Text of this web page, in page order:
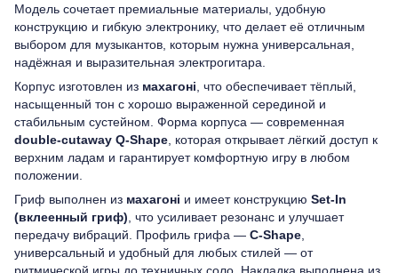
Модель сочетает премиальные материалы, удобную
конструкцию и гибкую электронику, что делает её отличным
выбором для музыкантов, которым нужна универсальная,
надёжная и выразительная электрогитара.
Корпус изготовлен из махагоні , что обеспечивает тёплый,
насыщенный тон с хорошо выраженной серединой и
стабильным сустейном. Форма корпуса — современная
double-cutaway Q-Shape , которая открывает лёгкий доступ к
верхним ладам и гарантирует комфортную игру в любом
положении.
Гриф выполнен из махагоні и имеет конструкцию Set-In
(вклеенный гриф) , что усиливает резонанс и улучшает
передачу вибраций. Профиль грифа — C-Shape
универсальный и удобный для любых стилей — от